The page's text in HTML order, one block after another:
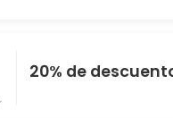
20% de